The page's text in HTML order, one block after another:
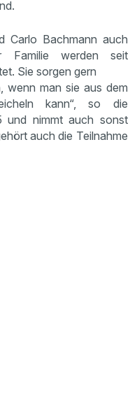
Carlo Bachmann auch
Familie werden seit
Sie sorgen gern
wenn man sie aus dem
kann“, so die
und nimmt auch sonst
auch die Teilnahme